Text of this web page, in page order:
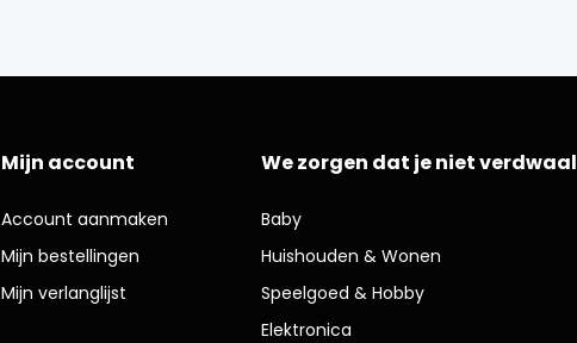
Mijn account
Account aanmaken
Mijn bestellingen
Mijn verlanglijst
We zorgen dat je niet verdwaal
Baby
Huishouden & Wonen
Speelgoed & Hobby
Elektronica